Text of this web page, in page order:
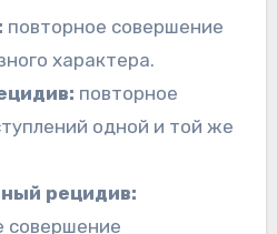
повторное совершение
характера.
повторное
одной и той же
рецидив:
совершение